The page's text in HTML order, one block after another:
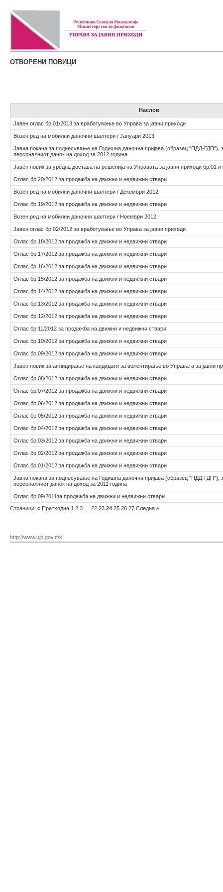
ОТВОРЕНИ ПОВИЦИ
Наслов
Јавен оглас бр.01/2013 за вработување во Управа за јавни приходи
Возен ред на мобилни даночни шалтери / Јануари 2013
Јавна покана за поднесување на Годишна даночна пријава (образец "ПДД-ГДП"),
персоналниот данок на доход за 2012 година
Јавен повик за уредна достава на решенија на Управата за јавни приходи бр.01 и
Оглас бр.20/2012 за продажба на движни и недвижни ствари
Возен ред на мобилни даночни шалтери / Декември 2012
Оглас бр.19/2012 за продажба на движни и недвижни ствари
Возен ред на мобилни даночни шалтери / Ноември 2012
Јавен оглас бр.02/2012 за вработување во Управа за јавни приходи
Оглас бр.18/2012 за продажба на движни и недвижни ствари
Оглас бр.17/2012 за продажба на движни и недвижни ствари
Оглас бр.16/2012 за продажба на движни и недвижни ствари
Оглас бр.15/2012 за продажба на движни и недвижни ствари
Оглас бр.14/2012 за продажба на движни и недвижни ствари
Оглас бр.13/2012 за продажба на движни и недвижни ствари
Оглас бр.12/2012 за продажба на движни и недвижни ствари
Оглас бр.11/2012 за продажба на движни и недвижни ствари
Оглас бр.10/2012 за продажба на движни и недвижни ствари
Оглас бр.09/2012 за продажба на движни и недвижни ствари
Јавен повик за аплицирање на кандидати за волонтирање во Управата за јавни
Оглас бр.08/2012 за продажба на движни и недвижни ствари
Оглас бр.07/2012 за продажба на движни и недвижни ствари
Оглас бр.06/2012 за продажба на движни и недвижни ствари
Оглас бр.05/2012 за продажба на движни и недвижни ствари
Оглас бр.04/2012 за продажба на движни и недвижни ствари
Оглас бр.03/2012 за продажба на движни и недвижни ствари
Оглас бр.02/2012 за продажба на движни и недвижни ствари
Оглас бр.01/2012 за продажба на движни и недвижни ствари
Јавна покана за поднесување на Годишна даночна пријава (образец "ПДД-ГДП"),
персоналниот данок на доход за 2011 година
Оглас бр.09/2011за продажба на движни и недвижни ствари
Страници: « Претходна 1 2 3 22 23 24 25 26 27 Следна »
http://www.ujp.gov.mk